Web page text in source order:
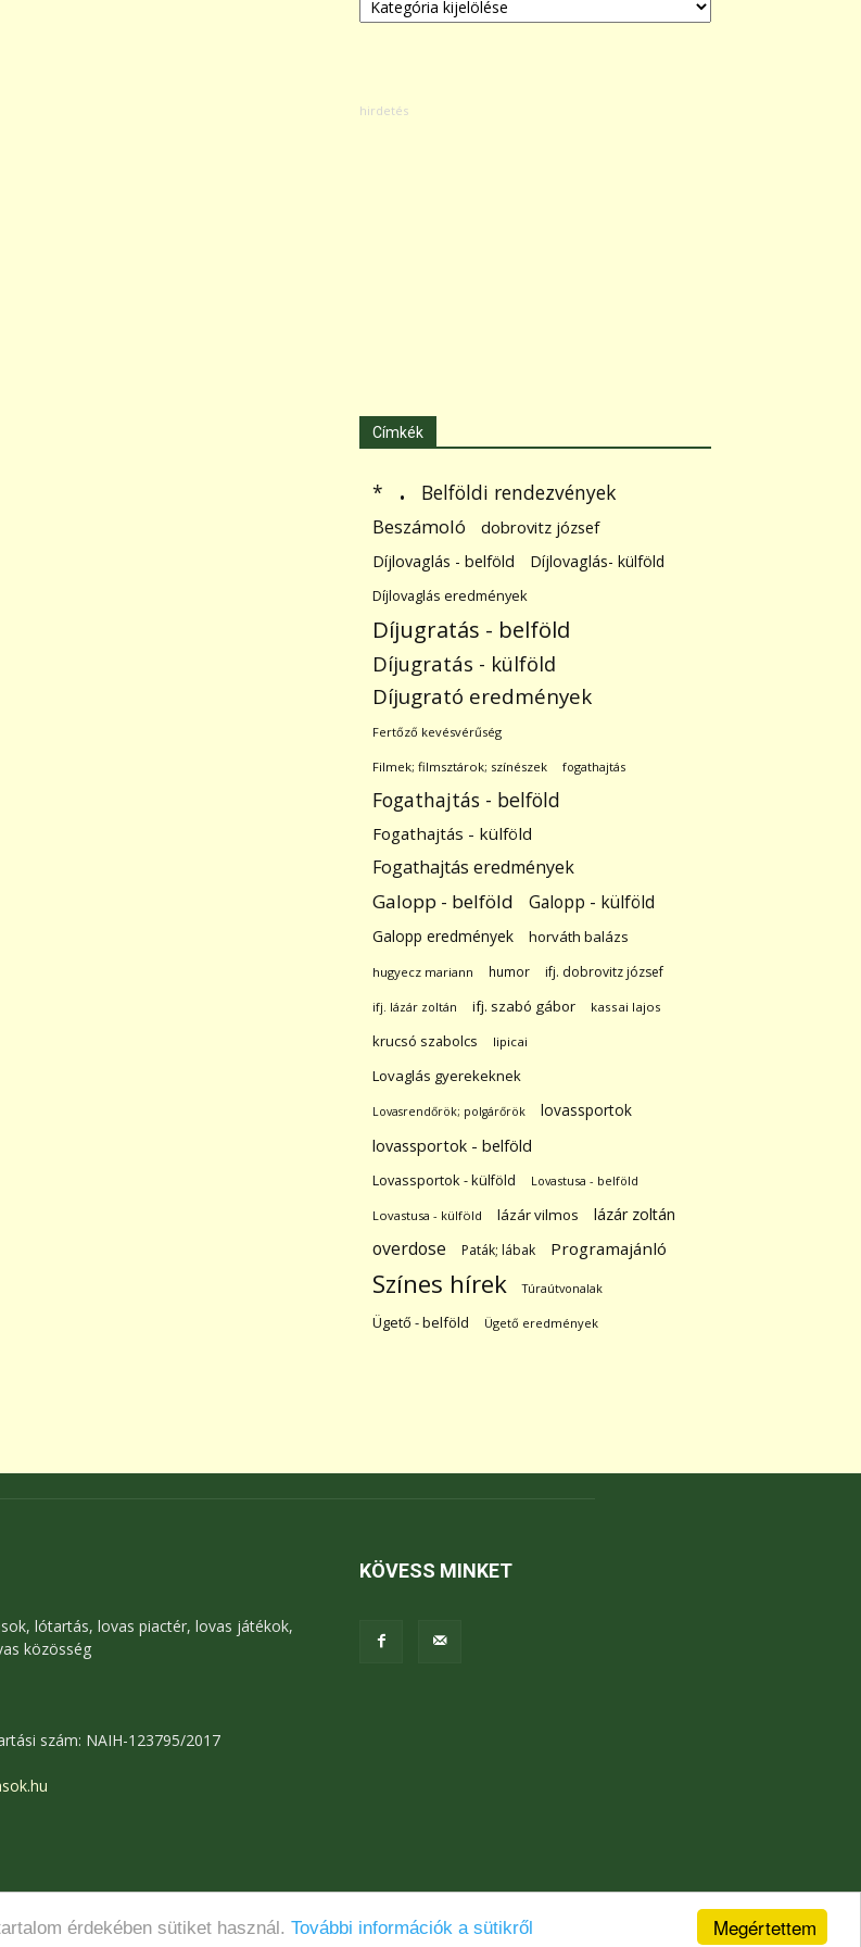
Megértettem
érdekében sütiket használ. További információk a sütikről
Címkék
* . Belföldi rendezvények
Beszámoló dobrovitz józsef
Díjlovaglás - belföld Díjlovaglás- külföld
Díjlovaglás eredmények
Díjugratás - belföld
Díjugratás - külföld
Díjugrató eredmények
Fertőző kevésvérűség
Filmek; filmsztárok; színészek fogathajtás
Fogathajtás - belföld
Fogathajtás - külföld
Fogathajtás eredmények
Galopp - belföld Galopp - külföld
Galopp eredmények horváth balázs
hugyecz mariann humor ifj. dobrovitz józsef
ifj. lázár zoltán ifj. szabó gábor kassai lajos
krucsó szabolcs lipicai
Lovaglás gyerekeknek
Lovasrendőrök; polgárőrök
lovassportok
lovassportok - belföld
Lovassportok - külföld Lovastusa - belföld
Lovastusa - külföld lázár vilmos lázár zoltán
overdose Paták; lábak Programajánló
Színes hírek Túraútvonalak
Ügető - belföld Ügető eredmények
lótartás, lovas piactér, lovas játékok,
közösség
szám: NAIH-123795/2017
KÖVESS MINKET
Adatkezelési tájékoztató Jogi nyilatkozat Kapcsolat